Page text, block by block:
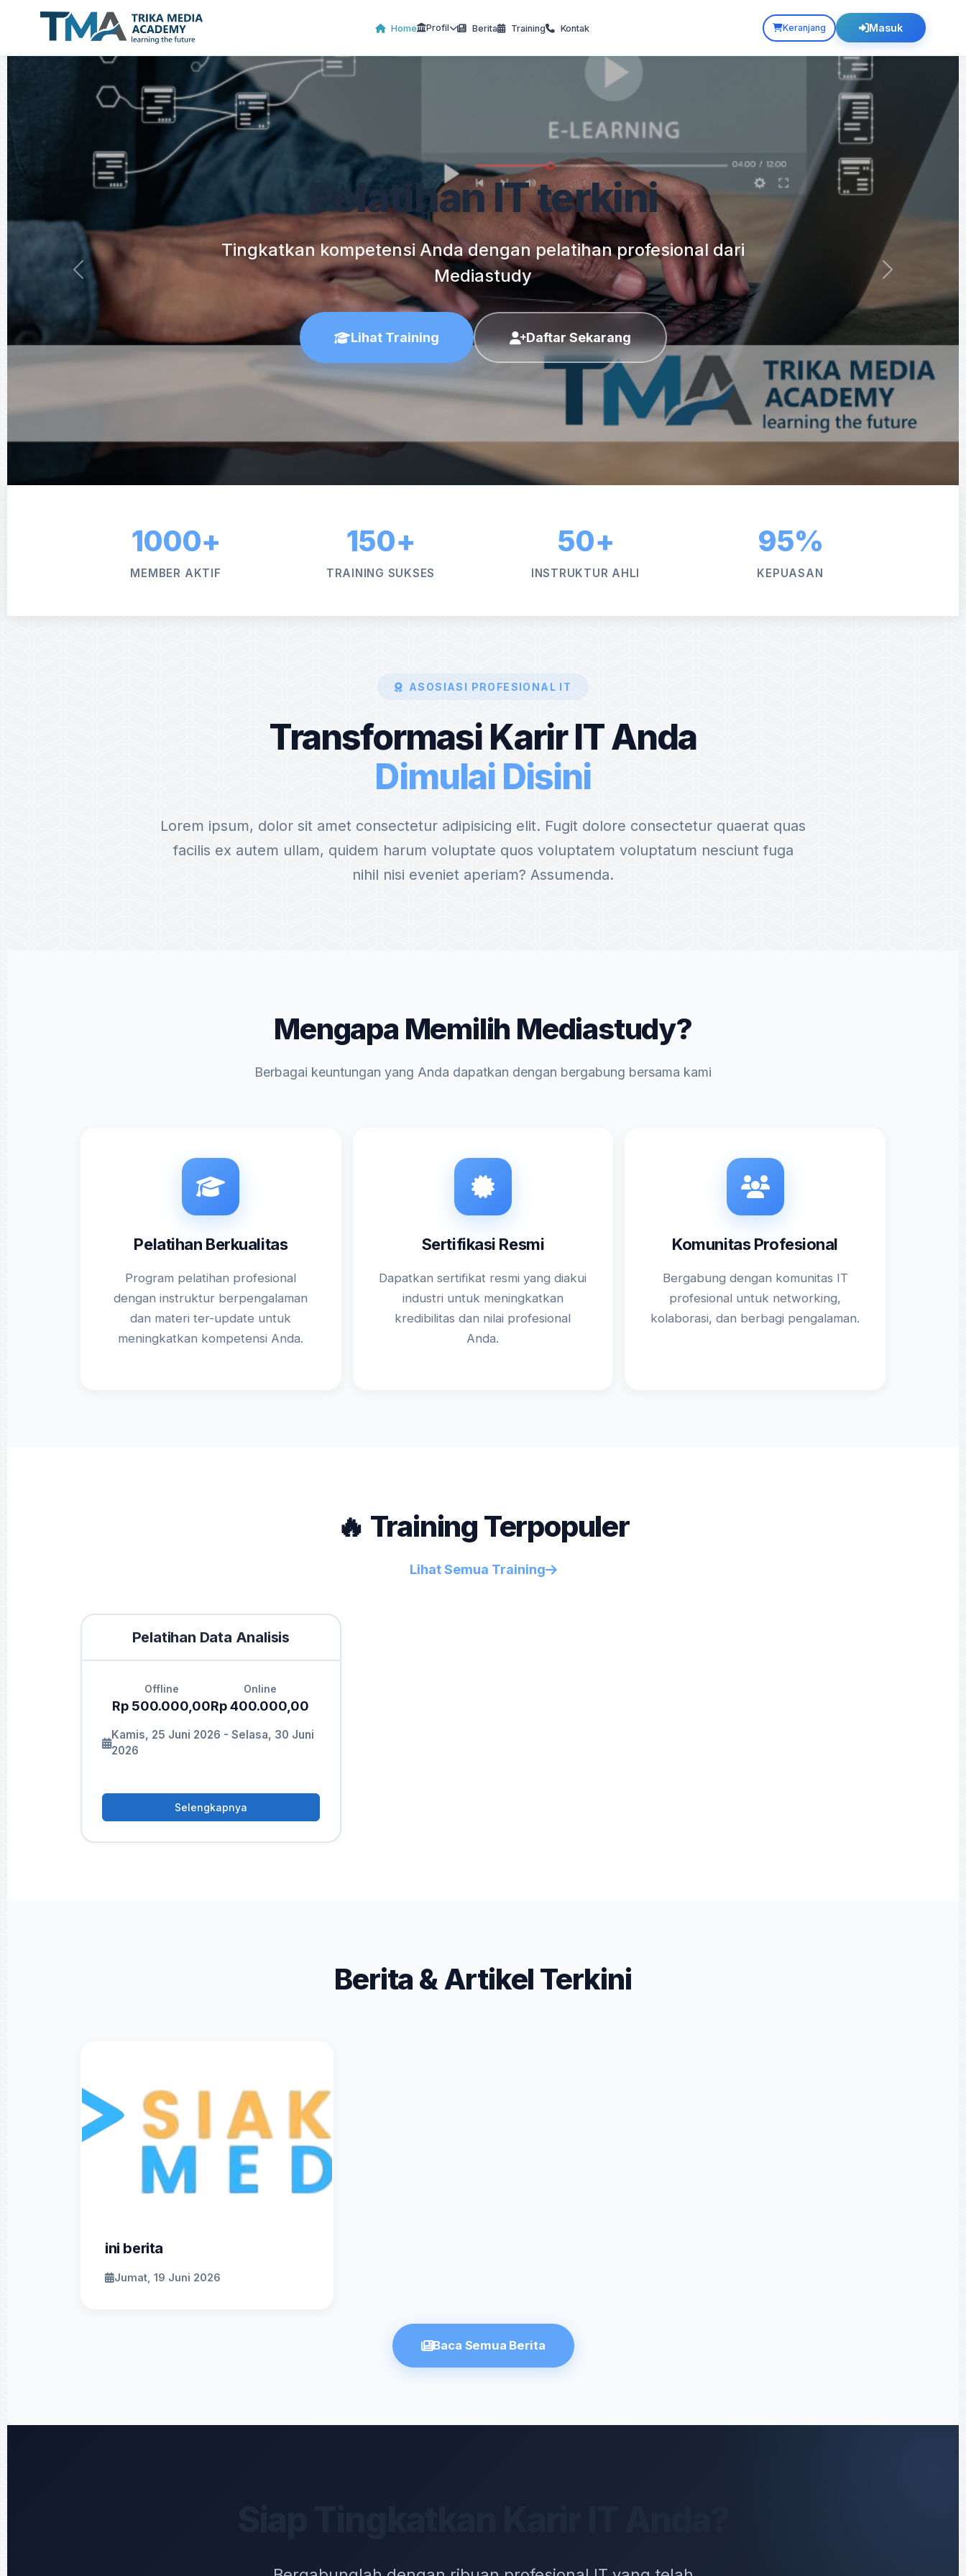
Home Profil Berita Training Kontak Keranjang Masuk
Pelatihan IT terkini
Tingkatkan kompetensi Anda dengan pelatihan profesional dari
Mediastudy
Lihat Training Daftar Sekarang
Previous Next
1000+
MEMBER AKTIF
150+
TRAINING SUKSES
50+
INSTRUKTUR AHLI
95%
KEPUASAN
ASOSIASI PROFESIONAL IT
Transformasi Karir IT Anda
Dimulai Disini
Lorem ipsum, dolor sit amet consectetur adipisicing elit. Fugit dolore consectetur quaerat quas
facilis ex autem ullam, quidem harum voluptate quos voluptatem voluptatum nesciunt fuga
nihil nisi eveniet aperiam? Assumenda.
Mengapa Memilih Mediastudy?
Berbagai keuntungan yang Anda dapatkan dengan bergabung bersama kami
Pelatihan Berkualitas
Program pelatihan profesional
dengan instruktur berpengalaman
dan materi ter-update untuk
meningkatkan kompetensi Anda.
Sertifikasi Resmi
Dapatkan sertifikat resmi yang diakui
industri untuk meningkatkan
kredibilitas dan nilai profesional
Anda.
Komunitas Profesional
Bergabung dengan komunitas IT
profesional untuk networking,
kolaborasi, dan berbagi pengalaman.
🔥 Training Terpopuler
Lihat Semua Training
Pelatihan Data Analisis
Offline
Rp 500.000,00
Online
Rp 400.000,00
Kamis, 25 Juni 2026 - Selasa, 30 Juni
2026
Selengkapnya
Berita & Artikel Terkini
ini berita
Jumat, 19 Juni 2026
Baca Semua Berita